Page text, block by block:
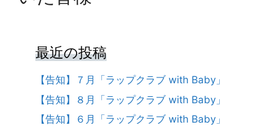
最近の投稿
【告知】７月「ラップクラブ with Baby」
【告知】８月「ラップクラブ with Baby」
【告知】６月「ラップクラブ with Baby」